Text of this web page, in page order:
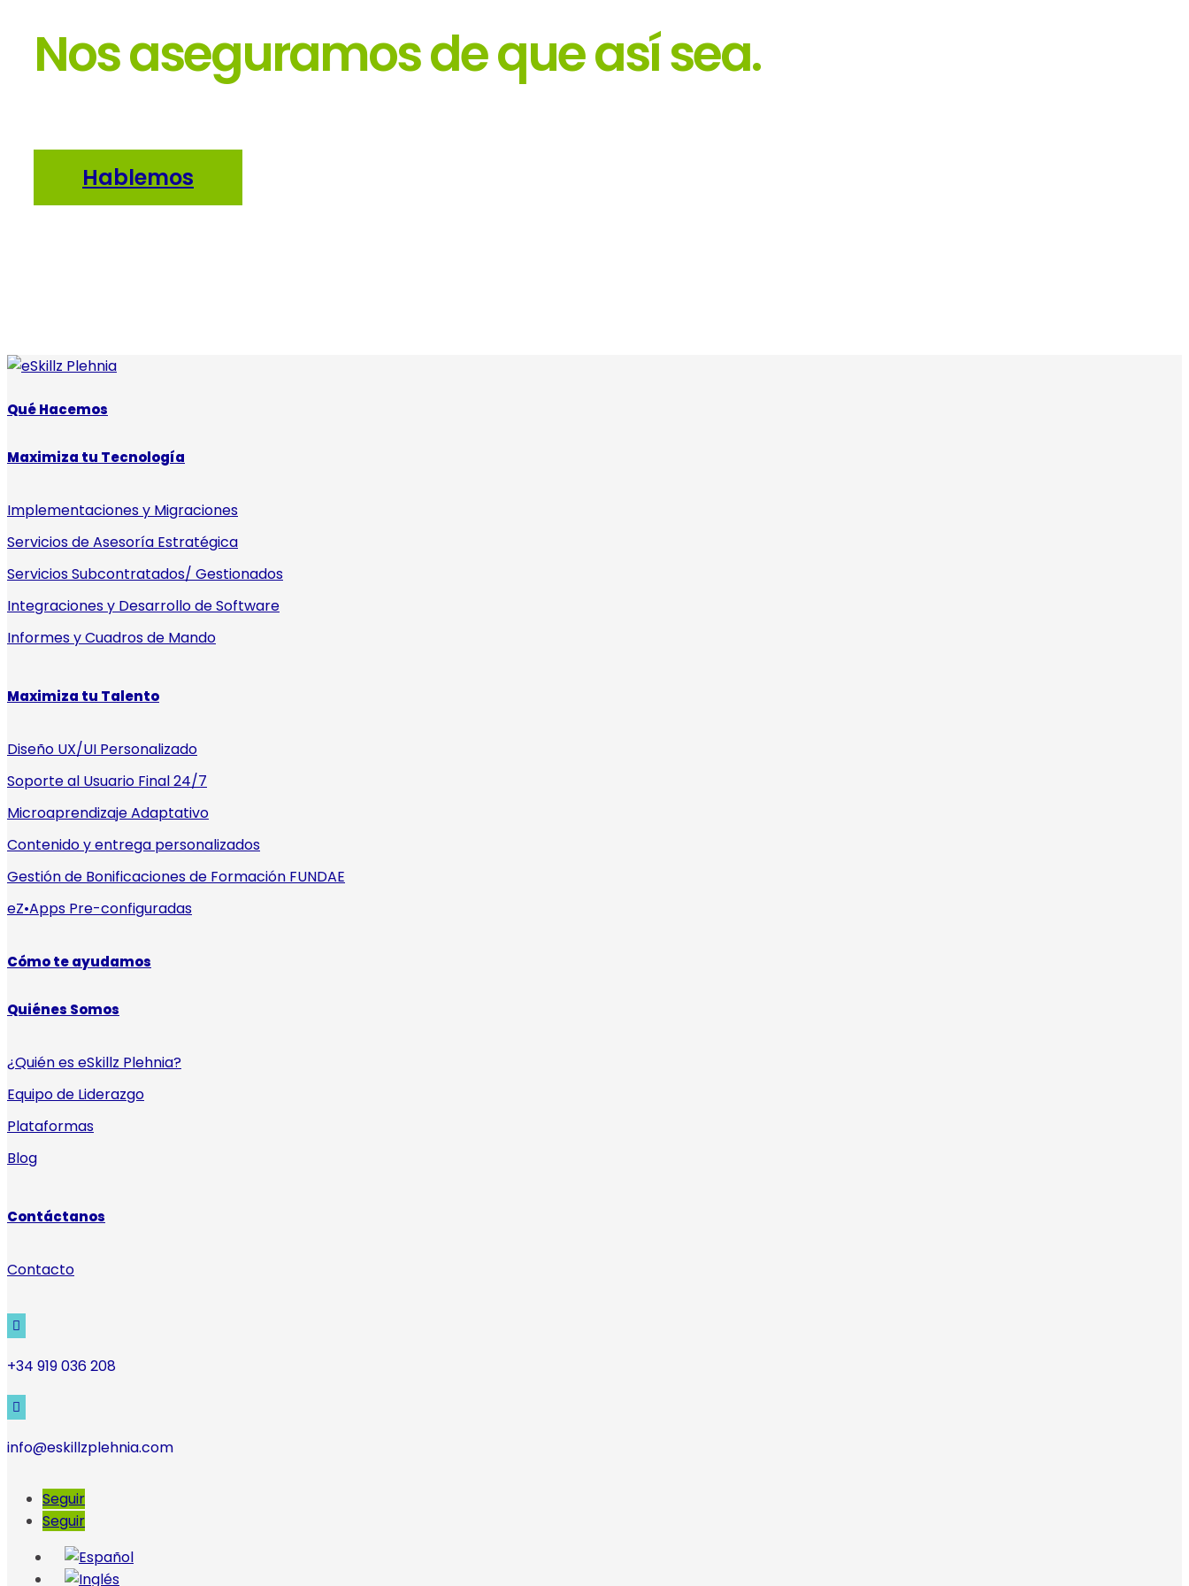
Nos aseguramos de que así sea.
Hablemos
Qué Hacemos
Maximiza tu Tecnología
Implementaciones y Migraciones
Servicios de Asesoría Estratégica
Servicios Subcontratados/ Gestionados
Integraciones y Desarrollo de Software
Informes y Cuadros de Mando
Maximiza tu Talento
Diseño UX/UI Personalizado
Soporte al Usuario Final 24/7
Microaprendizaje Adaptativo
Contenido y entrega personalizados
Gestión de Bonificaciones de Formación FUNDAE
eZ•Apps Pre-configuradas
Cómo te ayudamos
Quiénes Somos
¿Quién es eSkillz Plehnia?
Equipo de Liderazgo
Plataformas
Blog
Contáctanos
Contacto

+34 919 036 208

info@eskillzplehnia.com
Seguir
Seguir
mientras visitas
nuestro sitio,
personalizados.